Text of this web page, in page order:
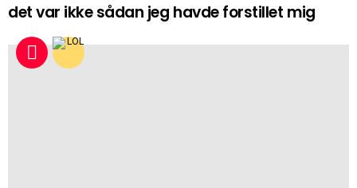
det var ikke sådan jeg havde forstillet mig